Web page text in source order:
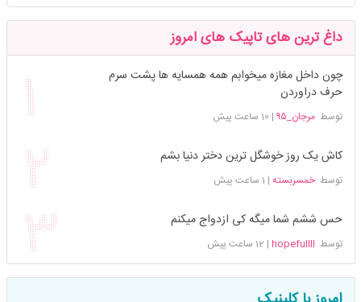
داغ ترین های تاپیک های امروز
چون داخل مغازه میخوابم همه همسایه ها پشت سرم
حرف دراوردن
توسطمرجان_۹۵ | 10 ساعت پیش
کاش یک روز خوشگل ترین دختر دنیا بشم
توسطخمسربسته | 1 ساعت پیش
حس ششم شما میگه کی ازدواج میکنم
توسط hopefullll
| 12 ساعت پیش